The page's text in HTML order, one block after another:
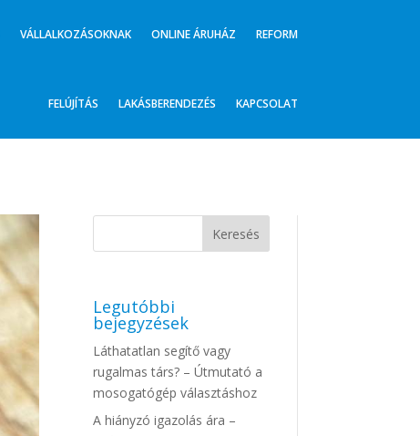
VÁLLALKOZÁSOKNAK ONLINE ÁRUHÁZ REFORM
FELÚJÍTÁS LAKÁSBERENDEZÉS KAPCSOLAT
Legutóbbi
bejegyzések
Láthatatlan segítő vagy
rugalmas társ? – Útmutató a
mosogatógép választáshoz
A hiányzó igazolás ára –